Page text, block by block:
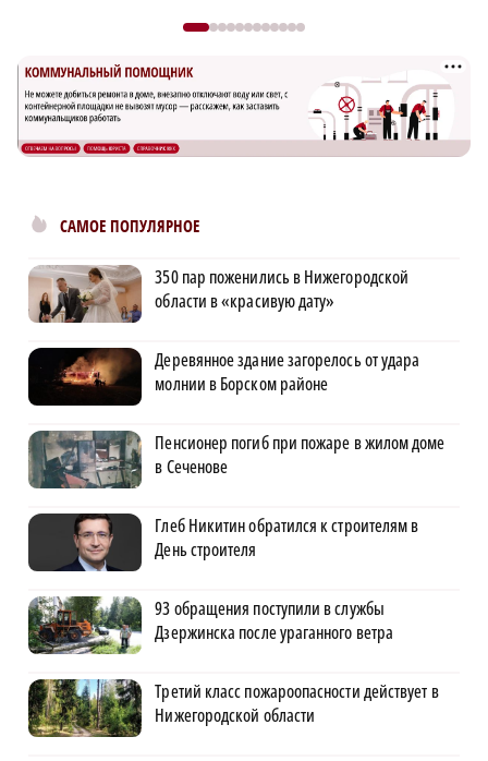
САМОЕ ПОПУЛЯРНОЕ
350 пар поженились в Нижегородской
области в «красивую дату»
Деревянное здание загорелось от удара
молнии в Борском районе
Пенсионер погиб при пожаре в жилом доме
в Сеченове
Глеб Никитин обратился к строителям в
День строителя
93 обращения поступили в службы
Дзержинска после ураганного ветра
Третий класс пожароопасности действует в
Нижегородской области